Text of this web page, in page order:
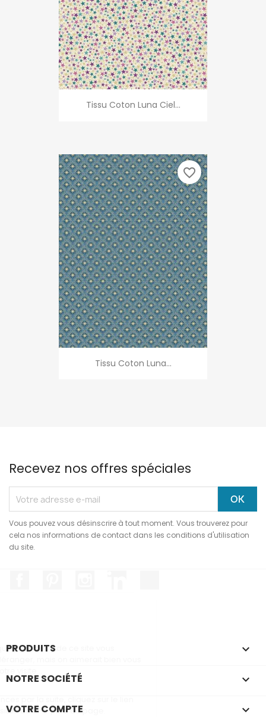
Tissu Coton Luna Ciel...
Tissu Coton Luna...
favorite_border
Recevez nos offres spéciales
Vous pouvez vous désinscrire à tout moment. Vous trouverez pour
cela nos informations de contact dans les conditions d'utilisation
du site.
PRODUITS 
NOTRE SOCIÉTÉ 
VOTRE COMPTE 
de ce site vous intéresse avant de vous
C'est OK pour vous ?
'Préférences de cookies' situé dans le pied de page.